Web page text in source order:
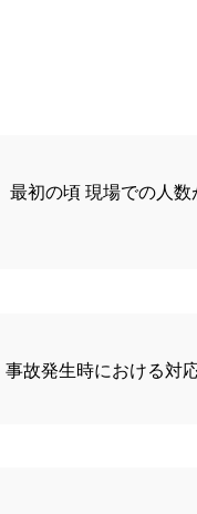
初の頃 現場での人
故発生時における